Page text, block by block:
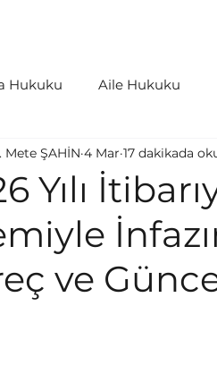
Hukuku Aile Hukuku
İcra/İflas Hukuku
Giderleri ve Harçlar
Yılı
ve
Mete ŞAHİN 4 Mar 17 dakikada